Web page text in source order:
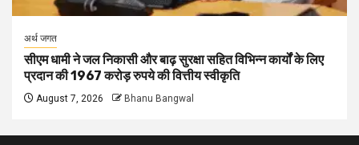
अर्थ जगत
सीएम धामी ने जल निकासी और बाढ़ सुरक्षा सहित विभिन्न कार्यों के लिए
प्रदान की 1967 करोड़ रुपये की वित्तीय स्वीकृति
August 7, 2026 Bhanu Bangwal